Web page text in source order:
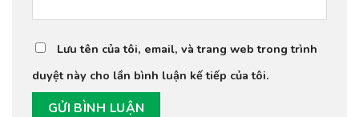
Lưu tên của tôi, email, và trang web trong trình
duyệt này cho lần bình luận kế tiếp của tôi.